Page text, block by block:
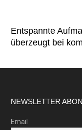
Entspannte
überzeugt bei
Footer
NEWSLETTER
Email